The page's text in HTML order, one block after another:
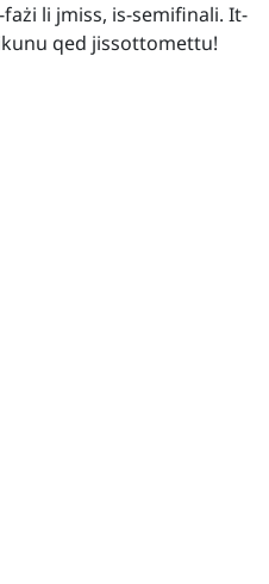
li jmiss, is-semifinali. It-
qed jissottomettu!